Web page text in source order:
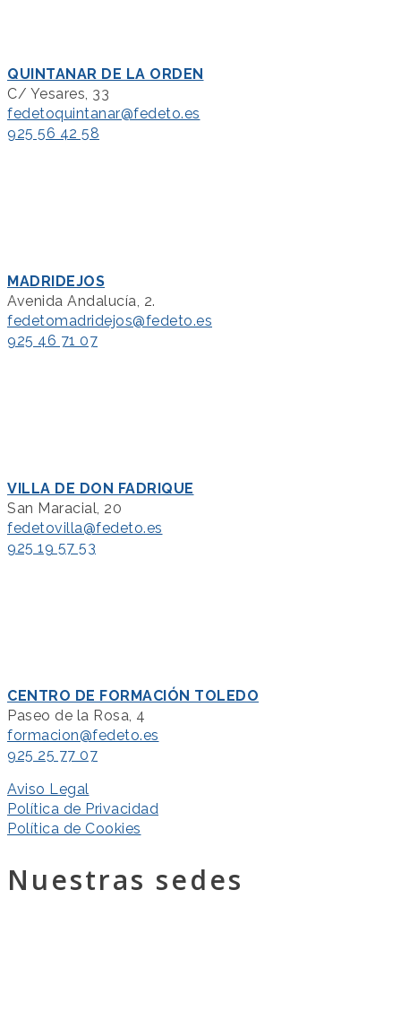
QUINTANAR DE LA ORDEN
C/ Yesares, 33
fedetoquintanar@fedeto.es
925 56 42 58
MADRIDEJOS
Avenida Andalucía, 2.
fedetomadridejos@fedeto.es
925 46 71 07
VILLA DE DON FADRIQUE
San Maracial, 20
fedetovilla@fedeto.es
925 19 57 53
CENTRO DE FORMACIÓN TOLEDO
Paseo de la Rosa, 4
formacion@fedeto.es
925 25 77 07
Aviso Legal
Política de Privacidad
Política de Cookies
Nuestras sedes